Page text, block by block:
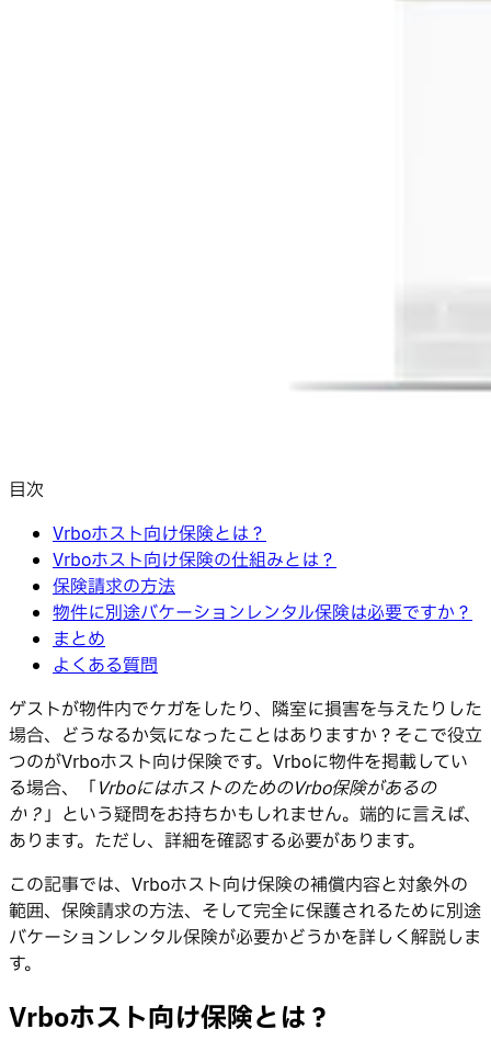
目次
Vrboホスト向け保険とは？
Vrboホスト向け保険の仕組みとは？
保険請求の方法
物件に別途バケーションレンタル保険は必要ですか？
まとめ
よくある質問
ゲストが物件内でケガをしたり、隣室に損害を与えたりした
場合、どうなるか気になったことはありますか？そこで役立
つのがVrboホスト向け保険です。Vrboに物件を掲載してい
る場合、「VrboにはホストのためのVrbo保険があるの
か？」という疑問をお持ちかもしれません。端的に言えば、
あります。ただし、詳細を確認する必要があります。
この記事では、Vrboホスト向け保険の補償内容と対象外の
範囲、保険請求の方法、そして完全に保護されるために別途
バケーションレンタル保険が必要かどうかを詳しく解説しま
す。
Vrboホスト向け保険とは？